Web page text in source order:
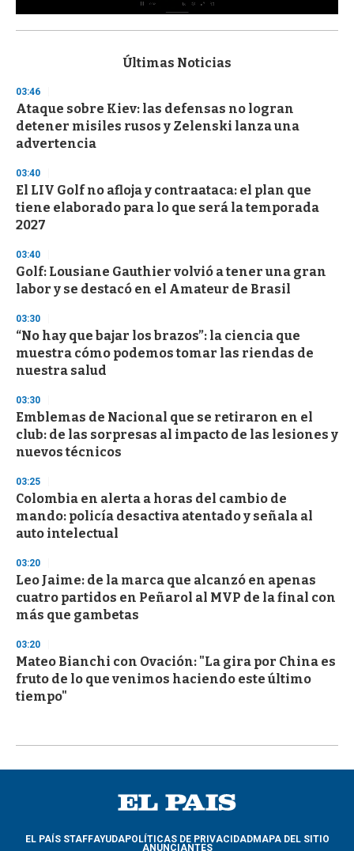
s
d
s
o
f
3
s
e
c
o
n
Últimas Noticias
03:46
Ataque sobre Kiev: las defensas no logran
detener misiles rusos y Zelenski lanza una
advertencia
03:40
El LIV Golf no afloja y contraataca: el plan que
tiene elaborado para lo que será la temporada
2027
03:40
Golf: Lousiane Gauthier volvió a tener una gran
labor y se destacó en el Amateur de Brasil
03:30
“No hay que bajar los brazos”: la ciencia que
muestra cómo podemos tomar las riendas de
nuestra salud
03:30
Emblemas de Nacional que se retiraron en el
club: de las sorpresas al impacto de las lesiones y
nuevos técnicos
03:25
Colombia en alerta a horas del cambio de
mando: policía desactiva atentado y señala al
auto intelectual
03:20
Leo Jaime: de la marca que alcanzó en apenas
cuatro partidos en Peñarol al MVP de la final con
más que gambetas
03:20
Mateo Bianchi con Ovación: "La gira por China es
fruto de lo que venimos haciendo este último
tiempo"
EL PAÍS STAFFAYUDAPOLÍTICAS DE PRIVACIDADMAPA DEL SITIO
ANUNCIANTES